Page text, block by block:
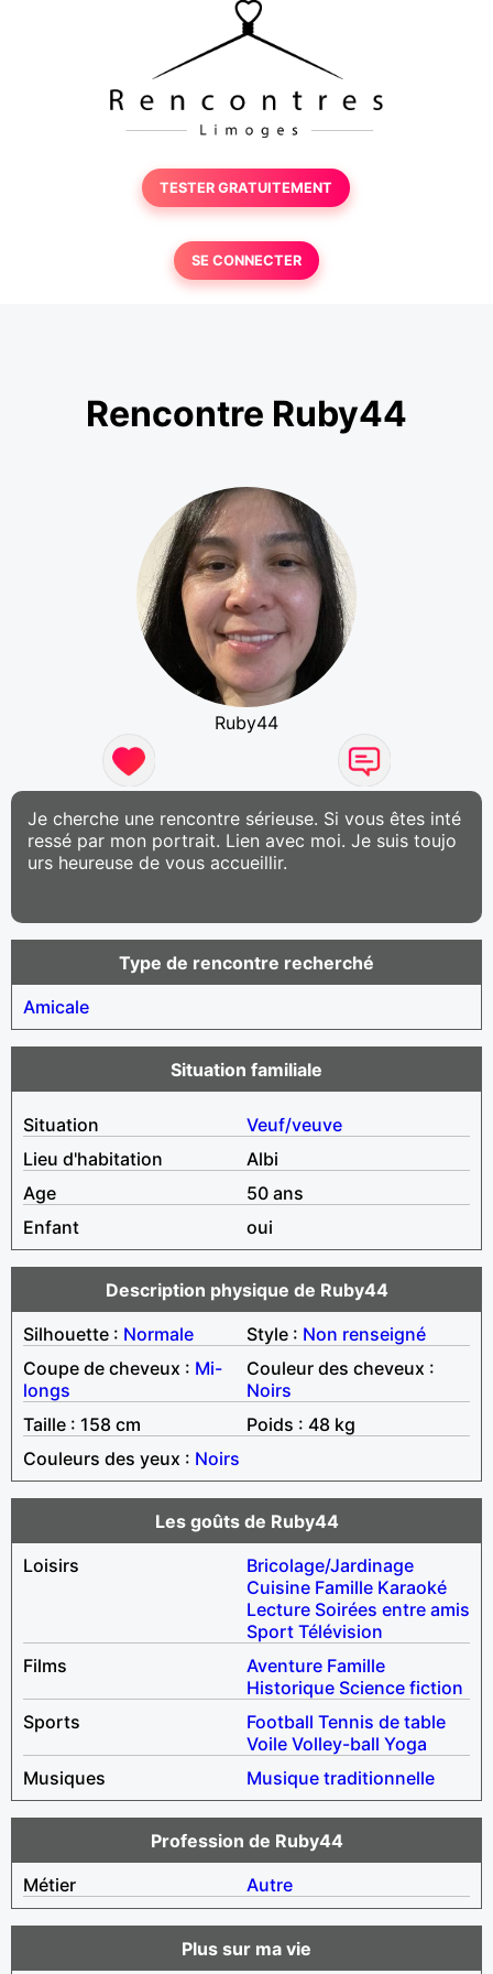
TESTER GRATUITEMENT
SE CONNECTER
Rencontre Ruby44
Ruby44
Je cherche une rencontre sérieuse. Si vous êtes inté
ressé par mon portrait. Lien avec moi. Je suis toujo
urs heureuse de vous accueillir.
Type de rencontre recherché
Amicale
Situation familiale
Situation
Veuf/veuve
Lieu d'habitation
Albi
Age
50 ans
Enfant
oui
Description physique de Ruby44
Silhouette : Normale Style : Non renseigné
Coupe de cheveux : Mi-
longs
Couleur des cheveux :
Noirs
Taille : 158 cm
Poids : 48 kg
Couleurs des yeux : Noirs
Les goûts de Ruby44
Loisirs
Bricolage/Jardinage
Cuisine Famille Karaoké
Lecture Soirées entre amis
Sport Télévision
Films
Aventure Famille
Historique Science fiction
Sports
Football Tennis de table
Voile Volley-ball Yoga
Musiques
Musique traditionnelle
Profession de Ruby44
Métier
Autre
Plus sur ma vie